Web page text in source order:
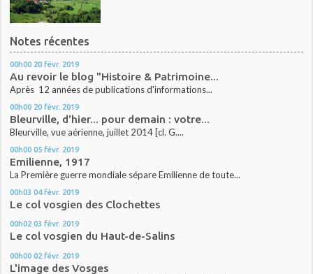
Notes récentes
00h00 20 févr. 2019
Au revoir le blog "Histoire & Patrimoine...
Après 12 années de publications d'informations...
00h00 20 févr. 2019
Bleurville, d'hier... pour demain : votre...
Bleurville, vue aérienne, juillet 2014 [cl. G....
00h00 05 févr. 2019
Emilienne, 1917
La Première guerre mondiale sépare Emilienne de toute...
00h03 04 févr. 2019
Le col vosgien des Clochettes
00h02 03 févr. 2019
Le col vosgien du Haut-de-Salins
00h00 02 févr. 2019
L'image des Vosges